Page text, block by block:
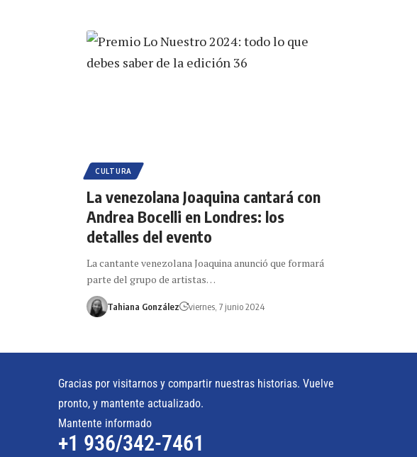
CULTURA
La venezolana Joaquina cantará con
Andrea Bocelli en Londres: los
detalles del evento
La cantante venezolana Joaquina anunció que formará
parte del grupo de artistas…
Tahiana González viernes, 7 junio 2024
Gracias por visitarnos y compartir nuestras historias. Vuelve
pronto, y mantente actualizado.
Mantente informado
+1 936/342-7461